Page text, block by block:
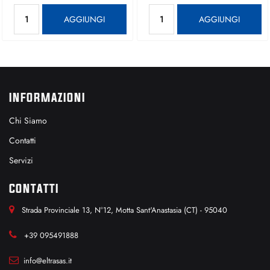
AGGIUNGI AGGIUNGI
INFORMAZIONI
Chi Siamo
Contatti
Servizi
CONTATTI
Strada Provinciale 13, N°12, Motta Sant'Anastasia (CT) - 95040
+39 095491888
info@eltrasas.it